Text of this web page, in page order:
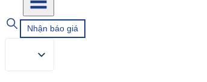
Nhận báo giá